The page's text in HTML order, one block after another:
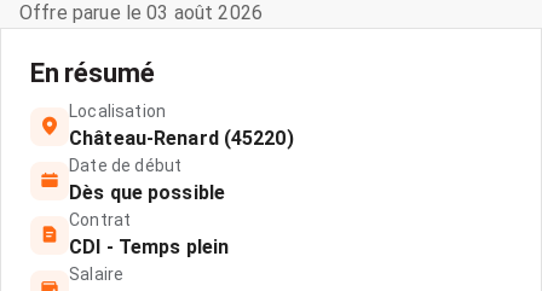
Offre parue le 03 août 2026
En résumé
Localisation
Château-Renard (45220)
Date de début
Dès que possible
Contrat
CDI - Temps plein
Salaire